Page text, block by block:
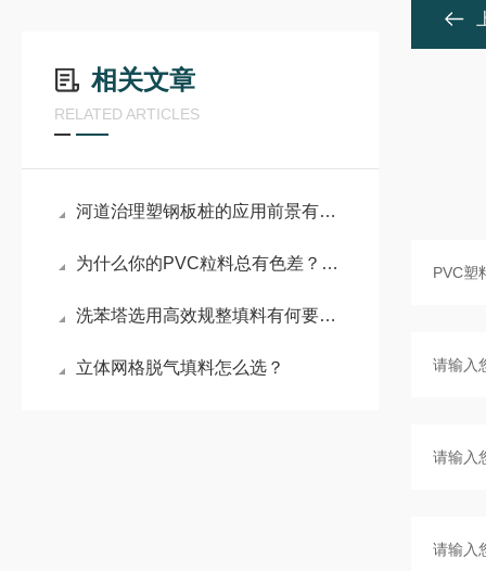
相关文章
RELATED ARTICLES
河道治理塑钢板桩的应用前景有哪些
为什么你的PVC粒料总有色差？做好这三步
洗苯塔选用高效规整填料有何要求？
立体网格脱气填料怎么选？